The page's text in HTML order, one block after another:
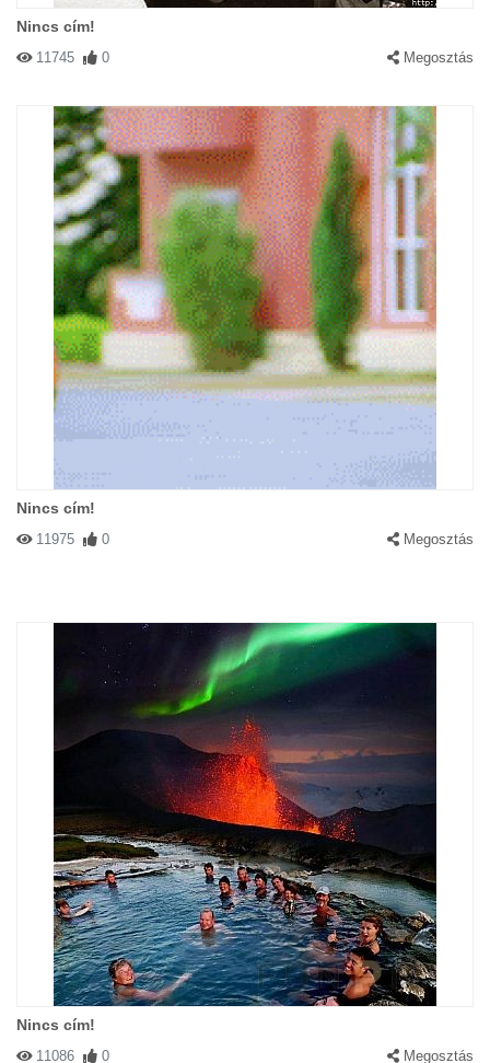
Nincs cím!
11745 0 Megosztás
Nincs cím!
11975 0 Megosztás
Nincs cím!
11086 0 Megosztás